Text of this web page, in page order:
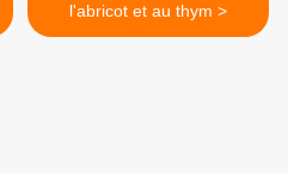
l'abricot et au thym >